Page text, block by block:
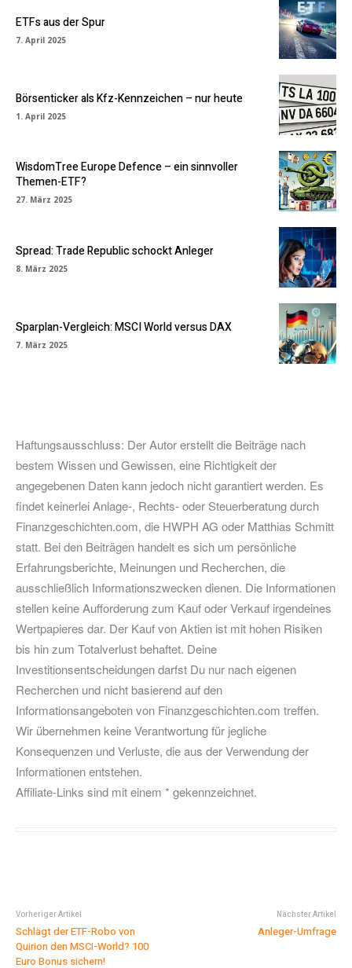
ETFs aus der Spur
7. April 2025
Börsenticker als Kfz-Kennzeichen – nur heute
1. April 2025
WisdomTree Europe Defence – ein sinnvoller
Themen-ETF?
27. März 2025
Spread: Trade Republic schockt Anleger
8. März 2025
Sparplan-Vergleich: MSCI World versus DAX
7. März 2025
Haftungsausschluss: Der Autor erstellt die Beiträge nach
bestem Wissen und Gewissen, eine Richtigkeit der
angegebenen Daten kann jedoch nicht garantiert werden. Es
findet keinerlei Anlage-, Rechts- oder Steuerberatung durch
Finanzgeschichten.com, die HWPH AG oder Matthias Schmitt
statt. Bei den Beiträgen handelt es sich um persönliche
Erfahrungsberichte, Meinungen und Recherchen, die
ausschließlich Informationszwecken dienen. Die Informationen
stellen keine Aufforderung zum Kauf oder Verkauf irgendeines
Wertpapieres dar. Der Kauf von Aktien ist mit hohen Risiken
bis hin zum Totalverlust behaftet. Deine
Investitionsentscheidungen darfst Du nur nach eigenen
Recherchen und nicht basierend auf den
Informationsangeboten von Finanzgeschichten.com treffen.
Wir übernehmen keine Verantwortung für jegliche
Konsequenzen und Verluste, die aus der Verwendung der
Informationen entstehen.
Affiliate-Links sind mit einem * gekennzeichnet.
Vorheriger Artikel
Schlägt der ETF-Robo von
Quirion den MSCI-World? 100
Euro Bonus sichern!
Nächster Artikel
Anleger-Umfrage